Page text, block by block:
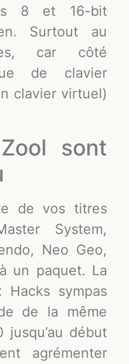
8 et 16-bit
Surtout au
car côté
de clavier
clavier virtuel)
sont
de vos titres
System,
Neo Geo,
un paquet. La
Hacks sympas
de la même
début
agrémenter